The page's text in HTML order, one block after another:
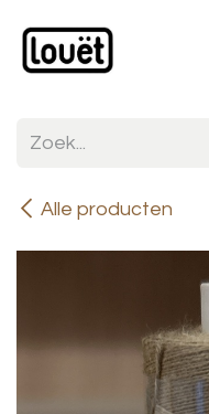
Alle producten